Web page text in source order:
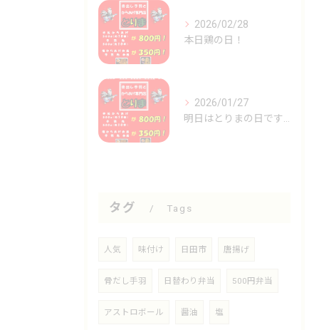
2026/02/28
本日鶏の日！
2026/01/27
タグ Tags
人気 味付け 日田市 唐揚げ
骨だし手羽 日替わり弁当 500円弁当
アストロボール 醤油 塩